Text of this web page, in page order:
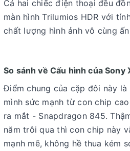
Cả hai chiếc điện thoại đều
màn hình Trilumios HDR với
chất lượng hình ảnh vô cùng
So sánh về Cấu hình của Sony
Điểm chung của cặp đôi này
mình sức mạnh từ con chip
ra mắt - Snapdragon 845.
năm trôi qua thì con chip này
mạnh mẽ, không hề thua kém